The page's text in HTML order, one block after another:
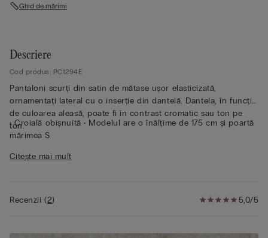
Ghid de mărimi
Descriere
Cod produs: PC1294E
Pantaloni scurți din satin de mătase ușor elasticizată,
ornamentați lateral cu o inserție din dantelă. Dantela, în funcție
de culoarea aleasă, poate fi în contrast cromatic sau ton pe
ton.
• Croială obișnuită • Modelul are o înălțime de 175 cm și poartă
mărimea S
Bluesign.
Citește mai mult
5,0/5
Recenzii(2)